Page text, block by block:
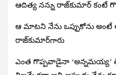
ఆదిత్య నన్ను రాజ్‌కుమార్‌ కంటే
ఆ మాటని నేను ఒప్పుకోను
రాజ్‌కుమార్‌గారు
ఎంత గొప్పవాడైనా